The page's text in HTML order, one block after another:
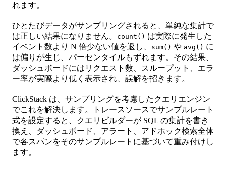
れます。
ひとたびデータがサンプリングされると、単純な集計で
は正しい結果になりません。
count() は実際に発生した
イベント数より N 倍少ない値を返し、
sum() や avg() に
は偏りが生じ、パーセンタイルもずれます。その結果、
ダッシュボードにはリクエスト数、スループット、エラ
ー率が実際より低く表示され、誤解を招きます。
ClickStack は、サンプリングを考慮したクエリエンジン
でこれを解決します。トレースソースでサンプルレート
式を設定すると、クエリビルダーが SQL の集計を書き
換え、ダッシュボード、アラート、アドホック検索全体
で各スパンをそのサンプルレートに基づいて重み付けし
ます。